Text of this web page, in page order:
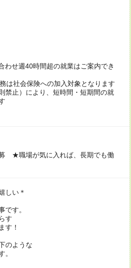
せ週40時間超の就業はご案内でき
は社会保険への加入対象となります
禁止）により、短時間・短期間の就
★職場が気に入れば、長期でも働
しい＊
です。
す
す！
のような
。